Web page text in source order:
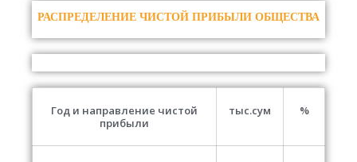
РАСПРЕДЕЛЕНИЕ ЧИСТОЙ ПРИБЫЛИ ОБЩЕСТВА
Год и направление чистой
прибыли
тыс.сум %